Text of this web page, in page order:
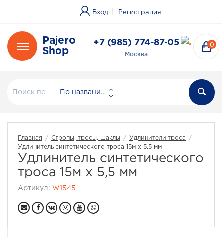
Вход Регистрация
Pajero
Shop
+7 (985) 774-87-05
Москва
0
По названию
Главная / Стропы, тросы, шаклы / Удлинители троса
/
Удлинитель синтетического троса 15м х 5,5 мм
Удлинитель синтетического
троса 15м х 5,5 мм
Артикул: W1545